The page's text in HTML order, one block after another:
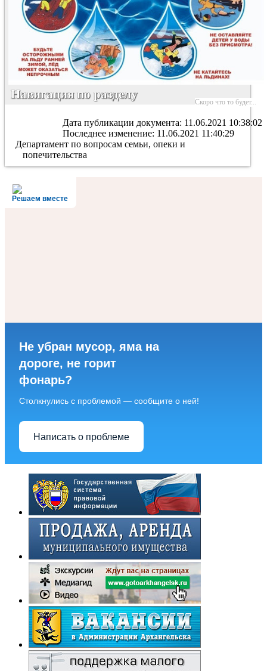
Скоро что то будет...
Дата публикации документа: 11.06.2021 10:38:02
Последнее изменение: 11.06.2021 11:40:29
Навигация по разделу
Департамент по вопросам семьи, опеки и
попечительства
Решаем вместе
Не убран мусор, яма на
дороге, не горит
фонарь?
Столкнулись с проблемой — сообщите о ней!
Написать о проблеме